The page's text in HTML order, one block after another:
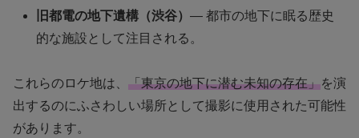
旧都電の地下遺構（渋谷）— 都市の地下に眠る歴史
的な施設として注目される。
これらのロケ地は、 「東京の地下に潜む未知の存在」を演
出するのにふさわしい場所として撮影に使用された可能性
があります。